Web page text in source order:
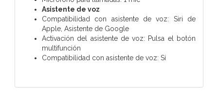
Asistente de voz
Compatibilidad con asistente de voz: Siri de
Apple, Asistente de Google
Activación del asistente de voz: Pulsa el botón
multifunción
Compatibilidad con asistente de voz: Sí